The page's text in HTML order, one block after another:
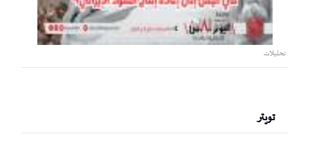
تحليلات
تويتر